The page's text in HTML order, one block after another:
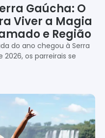
Gaúcha: O
Viver a Magia
e Região
do ano chegou à Serra
os parreirais se